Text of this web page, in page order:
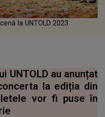
la UNTOLD 2023
UNTOLD au anunțat
la ediția din
vor fi puse în